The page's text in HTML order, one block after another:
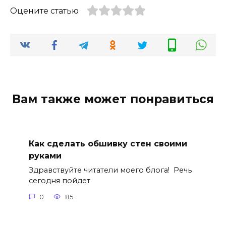
Оцените статью
Вам также может понравиться
Как сделать обшивку стен своими
руками
Здравствуйте читатели моего блога! Речь
сегодня пойдет
0 85